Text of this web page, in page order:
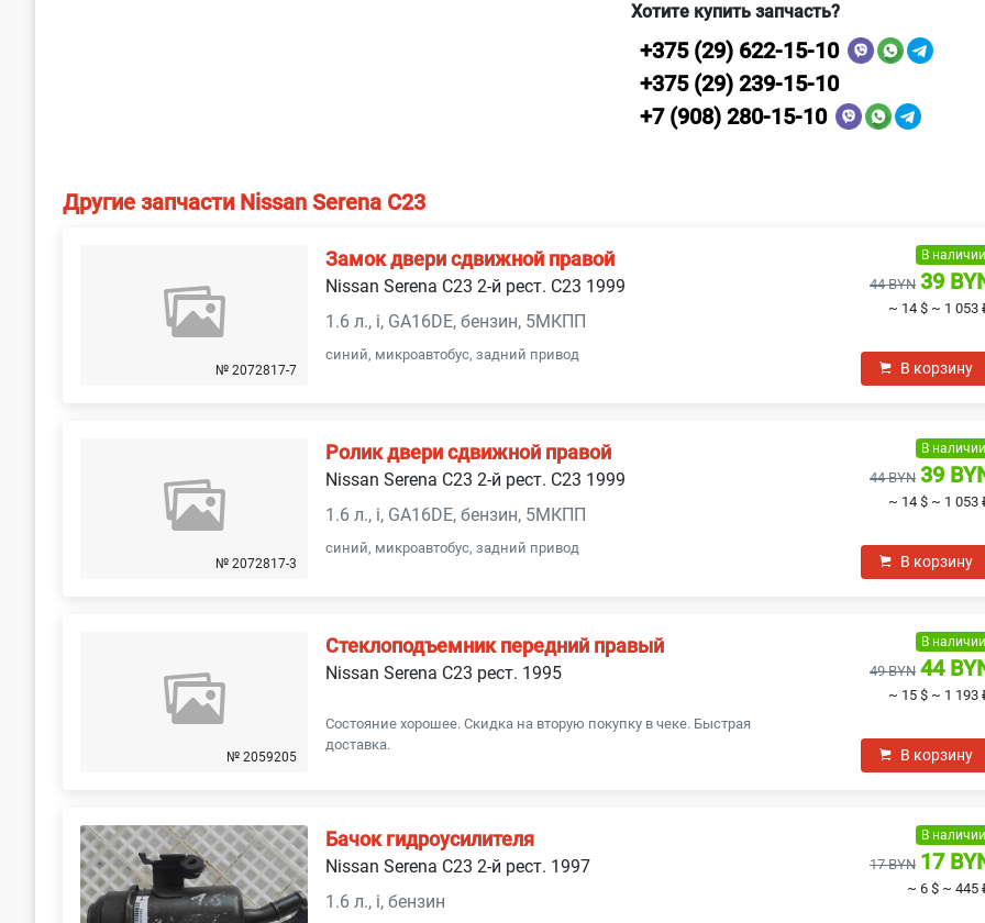
Хотите купить запчасть?
+375 (29) 622-15-10
+375 (29) 239-15-10
+7 (908) 280-15-10
Другие запчасти Nissan Serena С23
№ 2072817-7
Замок двери сдвижной правой
Nissan Serena С23 2-й рест. C23 1999
1.6 л., i, GA16DE, бензин, 5МКПП
синий, микроавтобус, задний привод
В наличии
44 BYN 39
~ 14 $ ~ 1 053
В корзину
№ 2072817-3
Ролик двери сдвижной правой
Nissan Serena С23 2-й рест. C23 1999
1.6 л., i, GA16DE, бензин, 5МКПП
синий, микроавтобус, задний привод
В наличии
44 BYN 39
~ 14 $ ~ 1 053
В корзину
№ 2059205
Стеклоподъемник передний правый
Nissan Serena С23 рест. 1995
Состояние хорошее. Скидка на вторую покупку в чеке. Быстрая
доставка.
В наличии
49 BYN 44
~ 15 $ ~ 1 193
В корзину
Бачок гидроусилителя
Nissan Serena С23 2-й рест. 1997
1.6 л., i, бензин
В наличии
17 BYN 17
~ 6 $ ~ 445